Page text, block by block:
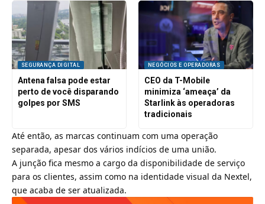
SEGURANÇA DIGITAL
Antena falsa pode estar
perto de você disparando
golpes por SMS
NEGÓCIOS E OPERADORAS
CEO da T-Mobile
minimiza ‘ameaça’ da
Starlink às operadoras
tradicionais
Até então, as marcas continuam com uma operação
separada, apesar dos vários indícios de uma união.
A junção fica mesmo a cargo da disponibilidade de serviço
para os clientes, assim como na identidade visual da Nextel,
que acaba de ser atualizada.